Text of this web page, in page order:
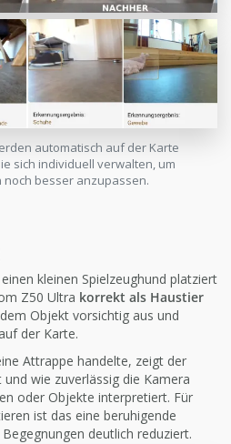
automatisch auf der Karte
sich individuell verwalten, um
besser anzupassen.
kleinen Spielzeughund platziert
Z50 Ultra korrekt als Haustier
Objekt vorsichtig aus und
der Karte.
Attrappe handelte, zeigt der
wie zuverlässig die Kamera
oder Objekte interpretiert. Für
ist das eine beruhigende
deutlich reduziert.